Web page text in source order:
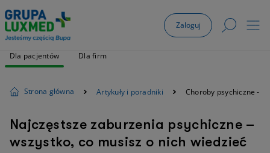
Zaloguj
Dla pacjentów Dla firm
Strona główna Artykuły i poradniki Choroby psychiczne -
Najczęstsze zaburzenia psychiczne –
wszystko, co musisz o nich wiedzieć